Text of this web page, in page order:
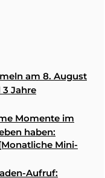
am 8. August
Jahre
Momente im
haben:
Mini-
Aufruf: